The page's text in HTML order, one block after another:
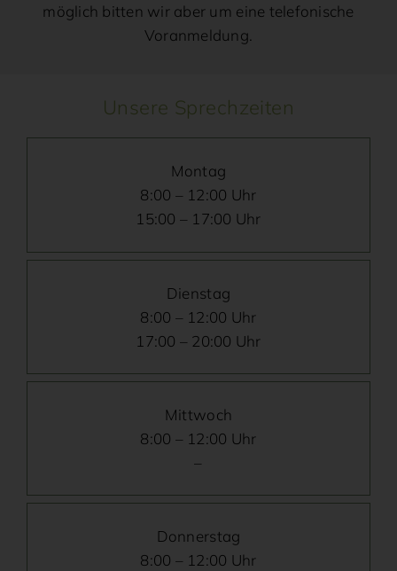
möglich bitten wir aber um eine telefonische
Voranmeldung.
Unsere Sprechzeiten
Montag
8:00 – 12:00 Uhr
15:00 – 17:00 Uhr
Dienstag
8:00 – 12:00 Uhr
17:00 – 20:00 Uhr
Mittwoch
8:00 – 12:00 Uhr
–
Donnerstag
8:00 – 12:00 Uhr